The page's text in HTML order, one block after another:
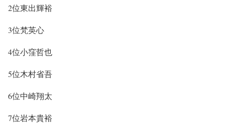
2位東出輝裕
3位梵英心
4位小窪哲也
5位木村省吾
6位中崎翔太
7位岩本貴裕